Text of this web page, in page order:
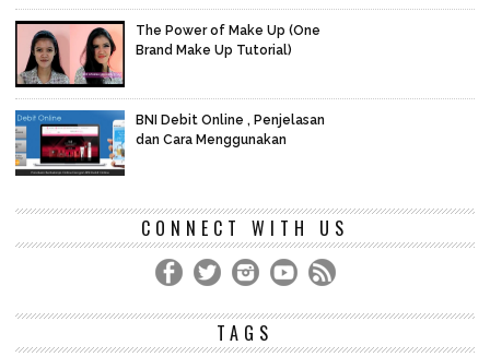
The Power of Make Up (One
Brand Make Up Tutorial)
BNI Debit Online , Penjelasan
dan Cara Menggunakan
CONNECT WITH US
TAGS